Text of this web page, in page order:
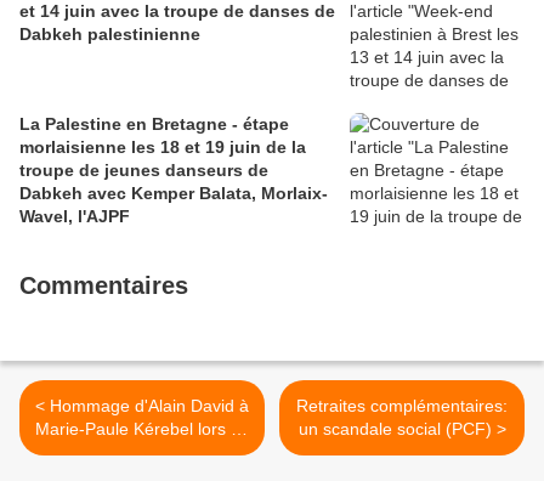
et 14 juin avec la troupe de danses de
Dabkeh palestinienne
La Palestine en Bretagne - étape
morlaisienne les 18 et 19 juin de la
troupe de jeunes danseurs de
Dabkeh avec Kemper Balata, Morlaix-
Wavel, l'AJPF
Commentaires
< Hommage d'Alain David à
Marie-Paule Kérebel lors de
sa cérémonie d'adieu, le
Retraites complémentaires:
un scandale social (PCF) >